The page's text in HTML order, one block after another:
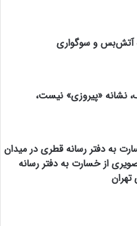
آتش‌بس و سوگواری
نشانه «پیروزی» نیست،
به دفتر رسانه قطری در میدان
از خسارت به دفتر رسانه